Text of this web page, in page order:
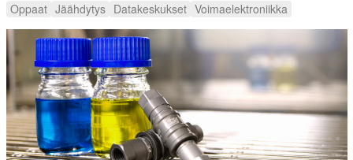
Oppaat Jäähdytys Datakeskukset Voimaelektroniikka